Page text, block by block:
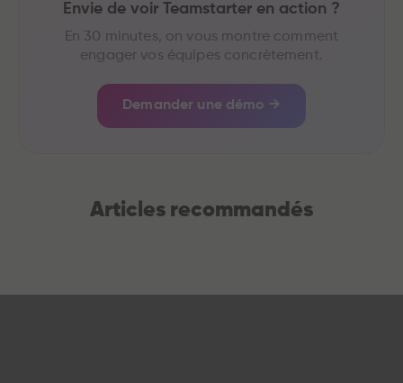
Envie de voir Teamstarter en action ?
En 30 minutes, on vous montre comment
engager vos équipes concrètement.
Demander une démo →
Articles recommandés